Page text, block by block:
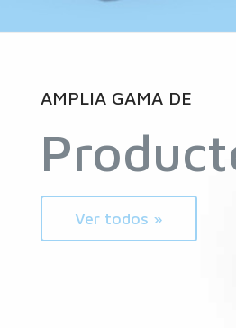
AMPLIA GAMA DE
Ver todos »